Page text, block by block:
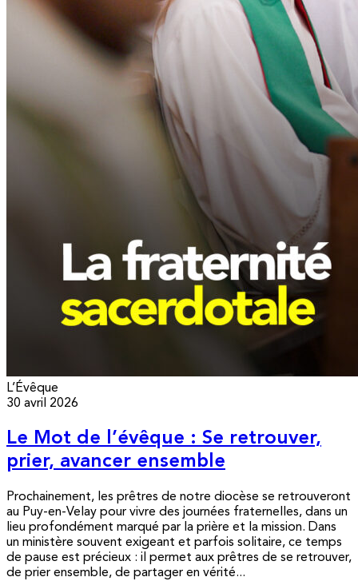
L’Évêque
30 avril 2026
Le Mot de l’évêque : Se retrouver,
prier, avancer ensemble
Prochainement, les prêtres de notre diocèse se retrouveront
au Puy-en-Velay pour vivre des journées fraternelles, dans un
lieu profondément marqué par la prière et la mission. Dans
un ministère souvent exigeant et parfois solitaire, ce temps
de pause est précieux : il permet aux prêtres de se retrouver,
de prier ensemble, de partager en vérité...